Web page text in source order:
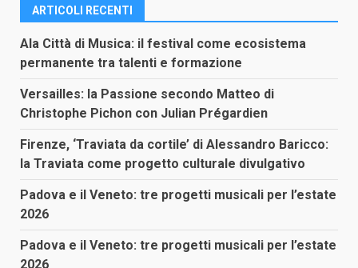
articoli
ARTICOLI RECENTI
Ala Città di Musica: il festival come ecosistema
permanente tra talenti e formazione
Versailles: la Passione secondo Matteo di
Christophe Pichon con Julian Prégardien
Firenze, ‘Traviata da cortile’ di Alessandro Baricco:
la Traviata come progetto culturale divulgativo
Padova e il Veneto: tre progetti musicali per l’estate
2026
Padova e il Veneto: tre progetti musicali per l’estate
2026